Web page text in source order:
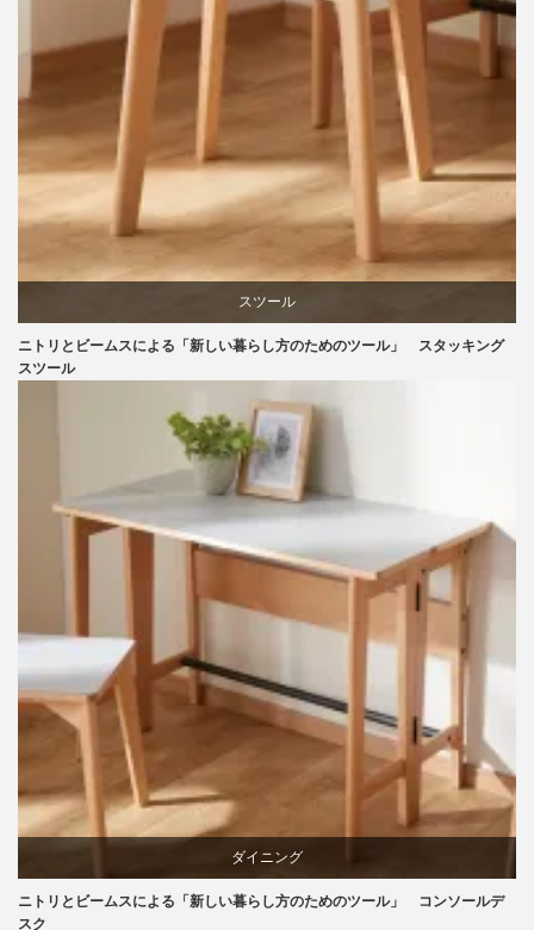
家具
スツール
ビーチ
ブランディング
マーケティング
ライフスタイル
ニトリとビームスによる「新しい暮らし方のためのツール」 スタッキング
スツール
ダイニング
ニトリとビームスによる「新しい暮らし方のためのツール」 コンソールデ
スク